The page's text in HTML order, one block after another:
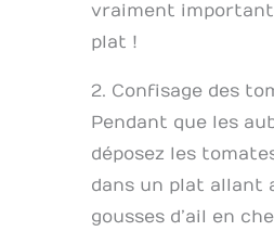
vraiment
plat !
2. Confisage des
Pendant que les
déposez les
dans un plat allant
gousses d’ail en